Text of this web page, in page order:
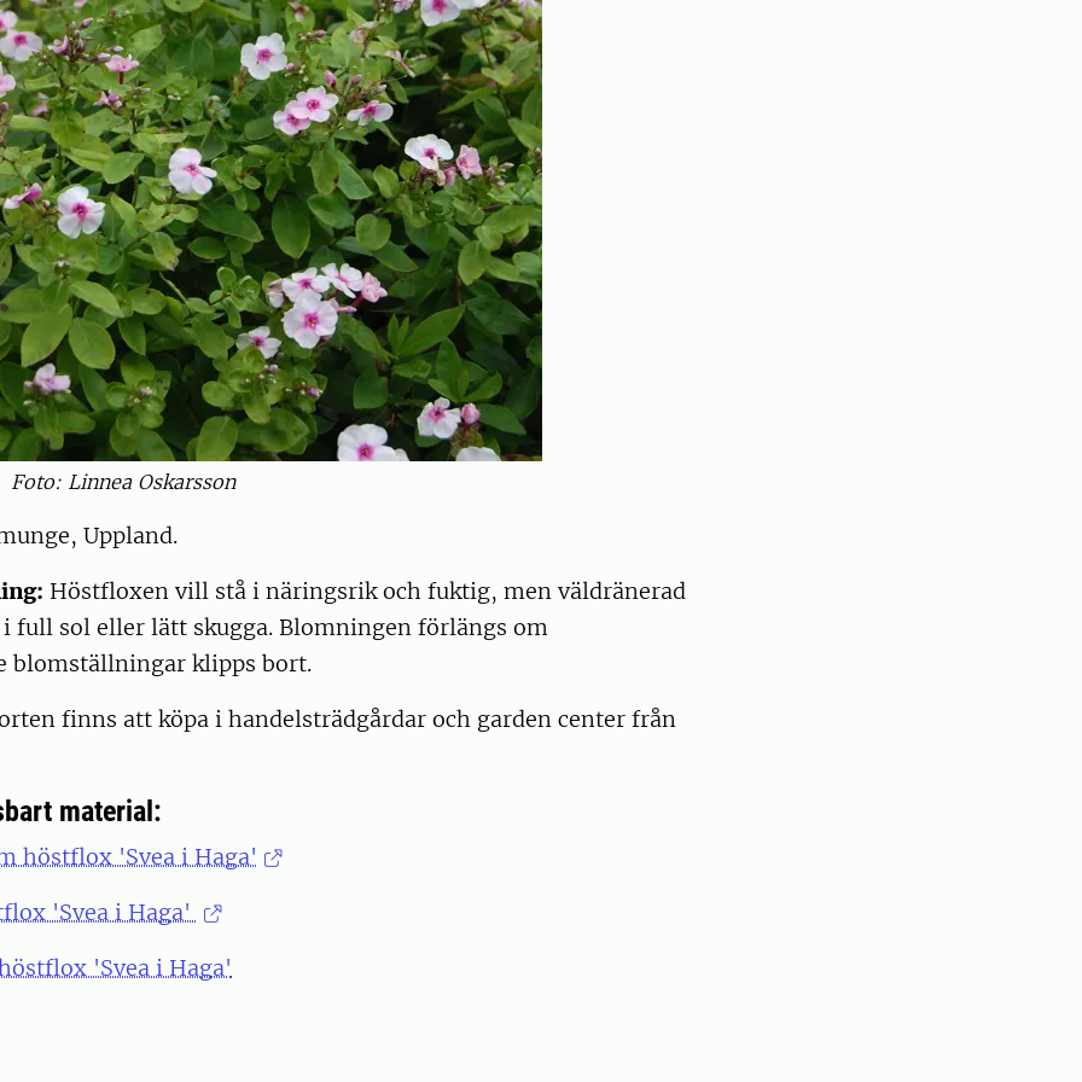
Foto: Linnea Oskarsson
Uppland.
Höstfloxen vill stå i näringsrik och fuktig, men väldränerad
full sol eller lätt skugga. Blomningen förlängs om
blomställningar klipps bort.
finns att köpa i handelsträdgårdar och garden center från
material:
höstflox 'Svea i Haga'
'Svea i Haga'
'Svea i Haga'